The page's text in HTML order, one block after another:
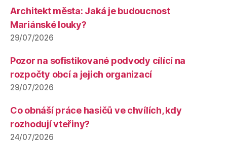
Architekt města: Jaká je budoucnost
Mariánské louky?
29/07/2026
Pozor na sofistikované podvody cílící na
rozpočty obcí a jejich organizací
29/07/2026
Co obnáší práce hasičů ve chvílích, kdy
rozhodují vteřiny?
24/07/2026